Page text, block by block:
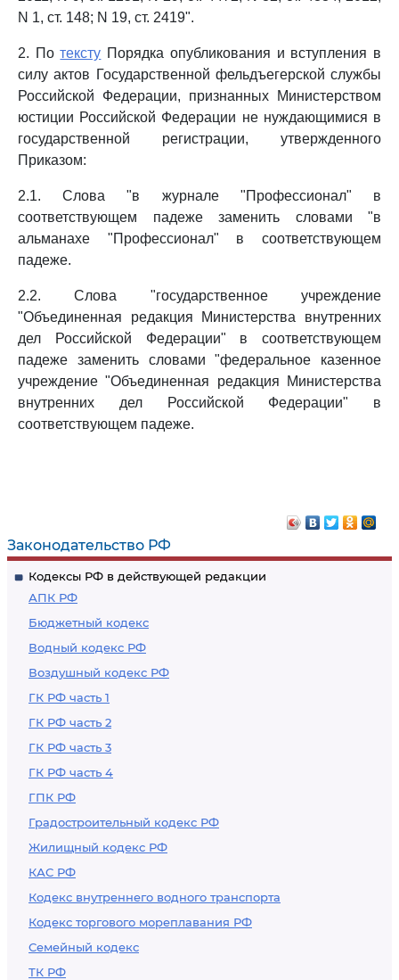
Законодательство РФ
Кодексы РФ в действующей редакции
АПК РФ
Бюджетный кодекс
Водный кодекс РФ
Воздушный кодекс РФ
ГК РФ часть 1
ГК РФ часть 2
ГК РФ часть 3
ГК РФ часть 4
ГПК РФ
Градостроительный кодекс РФ
Жилищный кодекс РФ
КАС РФ
Кодекс внутреннего водного транспорта
Кодекс торгового мореплавания РФ
Семейный кодекс
ТК РФ
N 1, ст. 148; N 19, ст. 2419".
2. Потексту Порядка опубликования и вступления в
силу актов Государственной фельдъегерской службы
Российской Федерации, признанных Министерством
юстиции Российской Федерации не нуждающимися в
государственной регистрации, утвержденного
Приказом:
2.1. Слова "в журнале "Профессионал" в
соответствующем падеже заменить словами "в
альманахе "Профессионал" в соответствующем
падеже.
2.2. Слова "государственное учреждение
"Объединенная редакция Министерства внутренних
дел Российской Федерации" в соответствующем
падеже заменить словами "федеральное казенное
учреждение "Объединенная редакция Министерства
внутренних дел Российской Федерации" в
соответствующем падеже.